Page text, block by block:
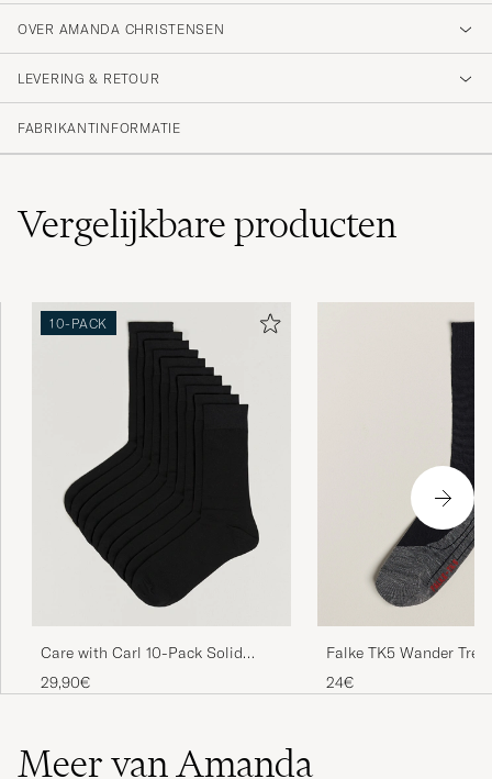
4.6
(19)
(2)
Hög kvalitet, snabb leverans!
JOHAN O GEKOCHT OP OP CAREOFCARL.SE
Bra prisvärda sockar, lite långa för min smak
PATRIK T GEKOCHT OP OP CAREOFCARL.SE
Helt ok sokker til en fornuftig pris. Virker som
de tåler godt å bli vasket og holder fasongen
OVER AMANDA CHRISTENSEN
LEVERING & RETOUR
FABRIKANTINFORMATIE
Vergelijkbareproducten
10-PACK
Care with Carl 10-Pack Solid
Cotton Socks BLACK
29,90€
Falke TK5 Wander
Black Mix
24€
Meer van Amanda